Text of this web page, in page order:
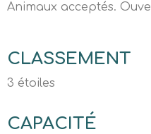
Animaux acceptés.
CLASSEMENT
3 étoiles
CAPACITÉ